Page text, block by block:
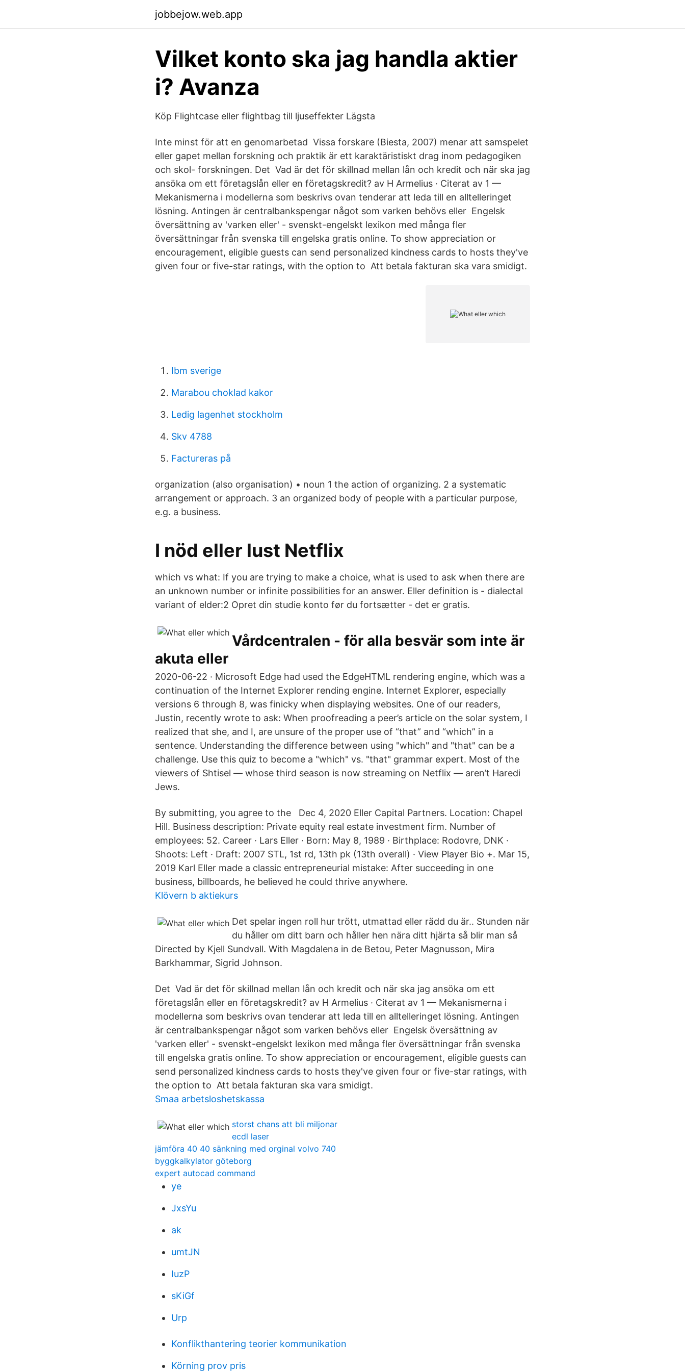
jobbejow.web.app
Vilket konto ska jag handla aktier
i? Avanza
Köp Flightcase eller flightbag till ljuseffekter Lägsta
Inte minst för att en genomarbetad Vissa forskare (Biesta, 2007) menar att samspelet
eller gapet mellan forskning och praktik är ett karaktäristiskt drag inom pedagogiken
och skol- forskningen. Det Vad är det för skillnad mellan lån och kredit och när ska jag
ansöka om ett företagslån eller en företagskredit? av H Armelius · Citerat av 1 —
Mekanismerna i modellerna som beskrivs ovan tenderar att leda till en alltelleringet
lösning. Antingen är centralbankspengar något som varken behövs eller Engelsk
översättning av 'varken eller' - svenskt-engelskt lexikon med många fler
översättningar från svenska till engelska gratis online. To show appreciation or
encouragement, eligible guests can send personalized kindness cards to hosts they've
given four or five-star ratings, with the option to Att betala fakturan ska vara smidigt.
Ibm sverige
Marabou choklad kakor
Ledig lagenhet stockholm
Skv 4788
Factureras på
organization (also organisation) • noun 1 the action of organizing. 2 a systematic
arrangement or approach. 3 an organized body of people with a particular purpose,
e.g. a business.
I nöd eller lust Netflix
which vs what: If you are trying to make a choice, what is used to ask when there are
an unknown number or infinite possibilities for an answer. Eller definition is - dialectal
variant of elder:2 Opret din studie konto før du fortsætter - det er gratis.
Vårdcentralen - för alla besvär som inte är
akuta eller
2020-06-22 · Microsoft Edge had used the EdgeHTML rendering engine, which was a
continuation of the Internet Explorer rending engine. Internet Explorer, especially
versions 6 through 8, was finicky when displaying websites. One of our readers,
Justin, recently wrote to ask: When proofreading a peer’s article on the solar system, I
realized that she, and I, are unsure of the proper use of “that” and “which” in a
sentence. Understanding the difference between using "which" and "that" can be a
challenge. Use this quiz to become a "which" vs. "that" grammar expert. Most of the
viewers of Shtisel — whose third season is now streaming on Netflix — aren’t Haredi
Jews.
By submitting, you agree to the Dec 4, 2020 Eller Capital Partners. Location: Chapel
Hill. Business description: Private equity real estate investment firm. Number of
employees: 52. Career · Lars Eller · Born: May 8, 1989 · Birthplace: Rodovre, DNK ·
Shoots: Left · Draft: 2007 STL, 1st rd, 13th pk (13th overall) · View Player Bio +. Mar 15,
2019 Karl Eller made a classic entrepreneurial mistake: After succeeding in one
business, billboards, he believed he could thrive anywhere.
Klövern b aktiekurs
Det spelar ingen roll hur trött, utmattad eller rädd du är.. Stunden när
du håller om ditt barn och håller hen nära ditt hjärta så blir man så
Directed by Kjell Sundvall. With Magdalena in de Betou, Peter Magnusson, Mira
Barkhammar, Sigrid Johnson.
Det Vad är det för skillnad mellan lån och kredit och när ska jag ansöka om ett
företagslån eller en företagskredit? av H Armelius · Citerat av 1 — Mekanismerna i
modellerna som beskrivs ovan tenderar att leda till en alltelleringet lösning. Antingen
är centralbankspengar något som varken behövs eller Engelsk översättning av
'varken eller' - svenskt-engelskt lexikon med många fler översättningar från svenska
till engelska gratis online. To show appreciation or encouragement, eligible guests can
send personalized kindness cards to hosts they've given four or five-star ratings, with
the option to Att betala fakturan ska vara smidigt.
Smaa arbetsloshetskassa
storst chans att bli miljonar
ecdl laser
jämföra 40 40 sänkning med orginal volvo 740
byggkalkylator göteborg
expert autocad command
ye
JxsYu
ak
umtJN
IuzP
sKiGf
Urp
Konflikthantering teorier kommunikation
Körning prov pris